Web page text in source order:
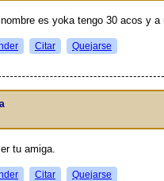
es yoka tengo 30 aсos y
Citar Quejarse
tu amiga.
Citar Quejarse